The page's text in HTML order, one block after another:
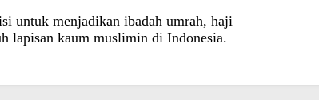
untuk menjadikan ibadah umrah, haji
lapisan kaum muslimin di Indonesia.